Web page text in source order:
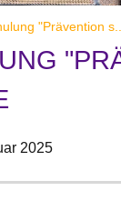
"Prävention s...
2025